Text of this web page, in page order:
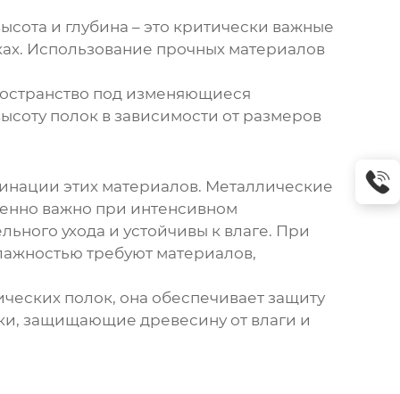
и глубина – это критически важные
Использование прочных материалов
под изменяющиеся
полок в зависимости от размеров
этих материалов. Металлические
важно при интенсивном
ухода и устойчивы к влаге. При
требуют материалов,
полок, она обеспечивает защиту
защищающие древесину от влаги и